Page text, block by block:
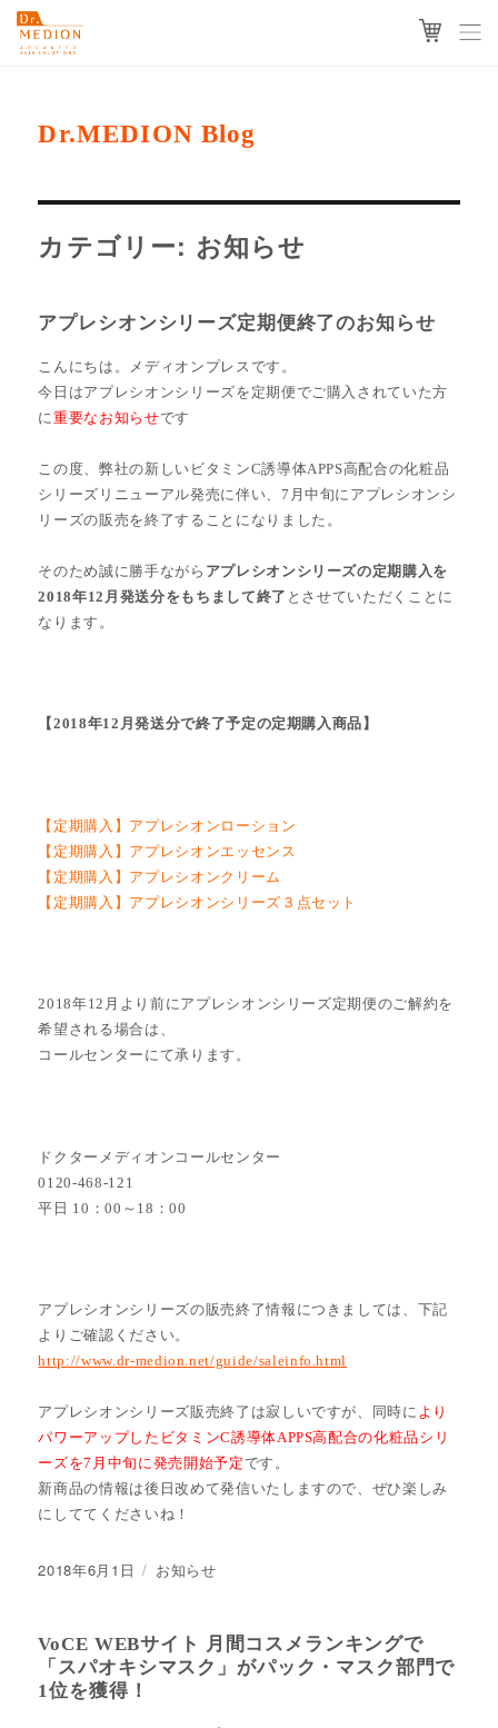
Dr.MEDION Blog
カテゴリー: お知らせ
アプレシオンシリーズ定期便終了のお知らせ
こんにちは。メディオンプレスです。
今日はアプレシオンシリーズを定期便でご購入されていた方
に重要なお知らせです
この度、弊社の新しいビタミンC誘導体APPS高配合の化粧品
シリーズリニューアル発売に伴い、7月中旬にアプレシオンシ
リーズの販売を終了することになりました。
そのため誠に勝手ながら アプレシオンシリーズの定期購入を
2018年12月発送分をもちまして終了 とさせていただくことに
なります。
【2018年12月発送分で終了予定の定期購入商品】
【定期購入】アプレシオンローション
【定期購入】アプレシオンエッセンス
【定期購入】アプレシオンクリーム
【定期購入】アプレシオンシリーズ３点セット
2018年12月より前にアプレシオンシリーズ定期便のご解約を
希望される場合は、
コールセンターにて承ります。
ドクターメディオンコールセンター
0120-468-121
平日 10：00～18：00
アプレシオンシリーズの販売終了情報につきましては、下記
よりご確認ください。
http://www.dr-medion.net/guide/saleinfo.html
アプレシオンシリーズ販売終了は寂しいですが、同時に より
パワーアップしたビタミンC誘導体APPS高配合の化粧品シリ
ーズを7月中旬に発売開始予定です。
新商品の情報は後日改めて発信いたしますので、ぜひ楽しみ
にしててくださいね！
投
2018年6月1日
カ
リ
ー
お知らせ
VoCE WEBサイト 月間コスメランキングで
「スパオキシマスク」がパック・マスク部門で
1位を獲得！